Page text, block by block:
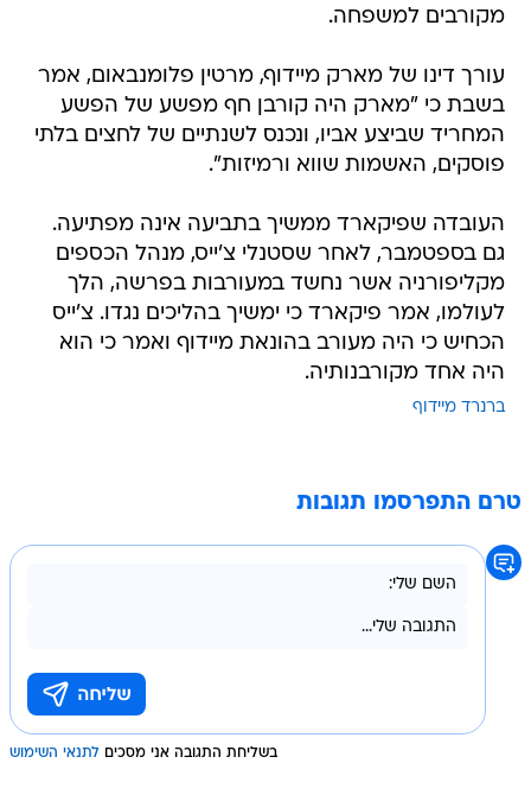
מקורבים למשפחה.
עורך דינו של מארק מיידוף, מרטין פלומנבאום, אמר
בשבת כי "מארק היה קורבן חף מפשע של הפשע
המחריד שביצע אביו, ונכנס לשנתיים של לחצים בלתי
פוסקים, האשמות שווא ורמיזות".
העובדה שפיקארד ממשיך בתביעה אינה מפתיעה.
גם בספטמבר, לאחר שסטנלי צ'ייס, מנהל הכספים
מקליפורניה אשר נחשד במעורבות בפרשה, הלך
לעולמו, אמר פיקארד כי ימשיך בהליכים נגדו. צ'ייס
הכחיש כי היה מעורב בהונאת מיידוף ואמר כי הוא
היה אחד מקורבנותיה.
ברנרד מיידוף
טרם התפרסמו תגובות
בשליחת התגובה אני מסכים לתנאי השימוש